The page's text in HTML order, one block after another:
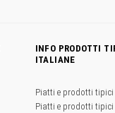
INFO PRODOTTI
ITALIANE
Piatti e prodotti
Piatti e prodotti tipici